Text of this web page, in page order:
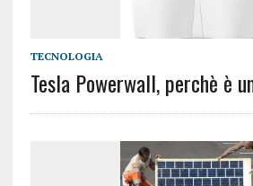
TECNOLOGIA
Tesla Powerwall, perchè è